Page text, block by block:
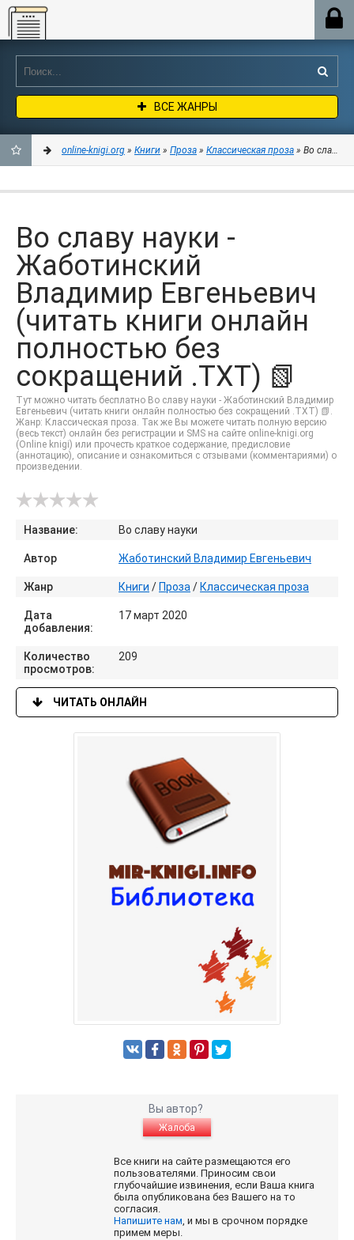
Online-knigi.org
ВСЕ ЖАНРЫ
ЗАКЛАДКИ
online-knigi.org » Книги » Проза » Классическая проза » Во славу
Во славу науки -
Жаботинский
Владимир Евгеньевич
(читать книги онлайн
полностью без
сокращений .TXT) 📗
Тут можно читать бесплатно Во славу науки - Жаботинский Владимир
Евгеньевич (читать книги онлайн полностью без сокращений .TXT) 📗.
Жанр: Классическая проза. Так же Вы можете читать полную версию
(весь текст) онлайн без регистрации и SMS на сайте online-knigi.org
(Online knigi) или прочесть краткое содержание, предисловие
(аннотацию), описание и ознакомиться с отзывами (комментариями) о
произведении.
Название: Во славу науки
Автор Жаботинский Владимир Евгеньевич
Жанр Книги / Проза / Классическая проза
Дата
добавления:
17 март 2020
Количество
просмотров:
209
ЧИТАТЬ ОНЛАЙН
Вы автор?
Жалоба
Все книги на сайте размещаются его
пользователями. Приносим свои
глубочайшие извинения, если Ваша книга
была опубликована без Вашего на то
согласия.
Напишите нам, и мы в срочном порядке
примем меры.